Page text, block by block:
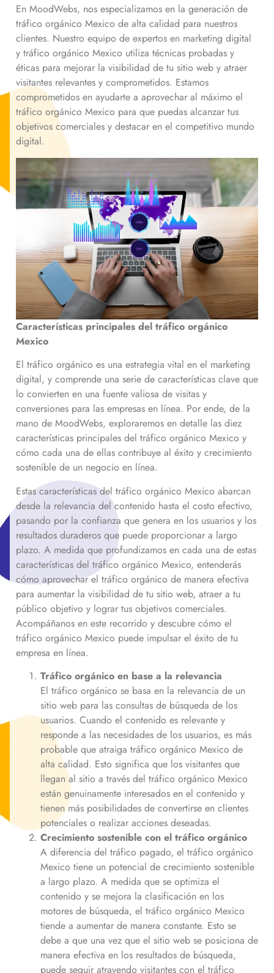
En MoodWebs, nos especializamos en la generación de
tráfico orgánico Mexico de alta calidad para nuestros
clientes. Nuestro equipo de expertos en marketing digital
y tráfico orgánico Mexico utiliza técnicas probadas y
éticas para mejorar la visibilidad de tu sitio web y atraer
visitantes relevantes y comprometidos. Estamos
comprometidos en ayudarte a aprovechar al máximo el
tráfico orgánico Mexico para que puedas alcanzar tus
objetivos comerciales y destacar en el competitivo mundo
digital.
Características principales del tráfico orgánico
Mexico
El tráfico orgánico es una estrategia vital en el marketing
digital, y comprende una serie de características clave que
lo convierten en una fuente valiosa de visitas y
conversiones para las empresas en línea. Por ende, de la
mano de MoodWebs, exploraremos en detalle las diez
características principales del tráfico orgánico Mexico y
cómo cada una de ellas contribuye al éxito y crecimiento
sostenible de un negocio en línea.
Estas características del tráfico orgánico Mexico abarcan
desde la relevancia del contenido hasta el costo efectivo,
pasando por la confianza que genera en los usuarios y los
resultados duraderos que puede proporcionar a largo
plazo. A medida que profundizamos en cada una de estas
características del tráfico orgánico Mexico, entenderás
cómo aprovechar el tráfico orgánico de manera efectiva
para aumentar la visibilidad de tu sitio web, atraer a tu
público objetivo y lograr tus objetivos comerciales.
Acompáñanos en este recorrido y descubre cómo el
tráfico orgánico Mexico puede impulsar el éxito de tu
empresa en línea.
Tráfico orgánico en base a la relevancia
El tráfico orgánico se basa en la relevancia de un
sitio web para las consultas de búsqueda de los
usuarios. Cuando el contenido es relevante y
responde a las necesidades de los usuarios, es más
probable que atraiga tráfico orgánico Mexico de
alta calidad. Esto significa que los visitantes que
llegan al sitio a través del tráfico orgánico Mexico
están genuinamente interesados en el contenido y
tienen más posibilidades de convertirse en clientes
potenciales o realizar acciones deseadas.
Crecimiento sostenible con el tráfico orgánico
A diferencia del tráfico pagado, el tráfico orgánico
Mexico tiene un potencial de crecimiento sostenible
a largo plazo. A medida que se optimiza el
contenido y se mejora la clasificación en los
motores de búsqueda, el tráfico orgánico Mexico
tiende a aumentar de manera constante. Esto se
debe a que una vez que el sitio web se posiciona de
manera efectiva en los resultados de búsqueda,
puede seguir atrayendo visitantes con el tráfico